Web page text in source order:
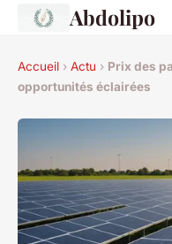
Abdolipo
Accueil › Actu › Prix des
opportunités éclairées